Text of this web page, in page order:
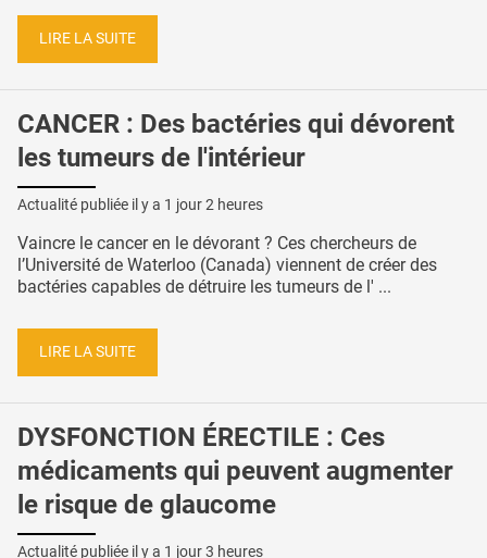
LIRE LA SUITE
CANCER : Des bactéries qui dévorent
les tumeurs de l'intérieur
Actualité publiée il y a 1 jour 2 heures
Vaincre le cancer en le dévorant ? Ces chercheurs de
l’Université de Waterloo (Canada) viennent de créer des
bactéries capables de détruire les tumeurs de l' ...
LIRE LA SUITE
DYSFONCTION ÉRECTILE : Ces
médicaments qui peuvent augmenter
le risque de glaucome
Actualité publiée il y a 1 jour 3 heures